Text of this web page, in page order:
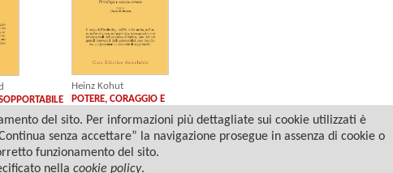
Heinz Kohut
POTERE, CORAGGIO E
del sito. Per informazioni più dettagliate sui cookie utilizzati è
senza accettare” la navigazione prosegue in assenza di cookie o
funzionamento del sito.
nella cookie policy.